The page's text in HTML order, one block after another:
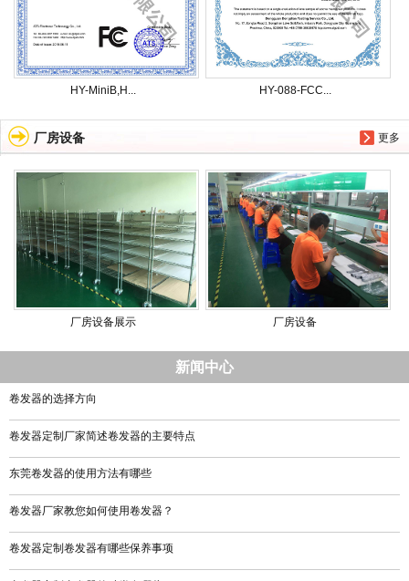
HY-MiniB,H... HY-088-FCC...
更多
厂房设备
厂房设备展示 厂房设备
新闻中心
卷发器的选择方向
卷发器定制厂家简述卷发器的主要特点
东莞卷发器的使用方法有哪些
卷发器厂家教您如何使用卷发器？
卷发器定制卷发器有哪些保养事项